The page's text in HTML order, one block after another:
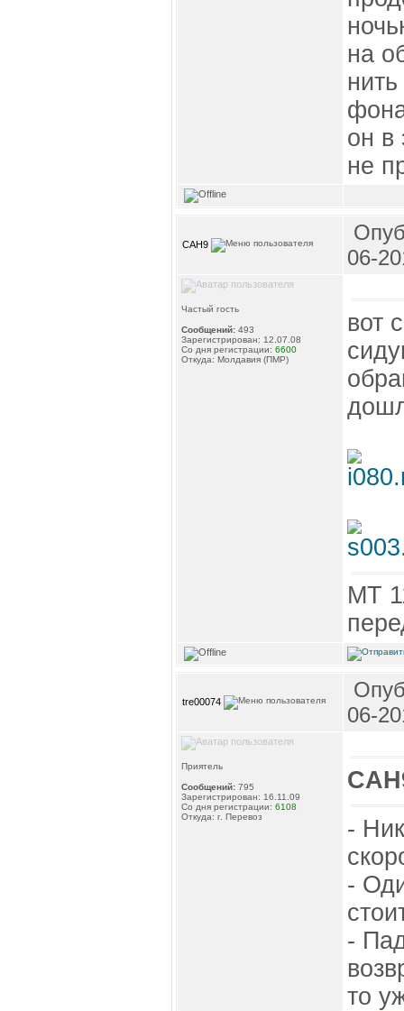
на
он в
не
CAH9
06-
Частый гость
Сообщений: 493
Зарегистрирован: 12.07.08
Со дня регистрации: 6600
Откуда: Молдавия (ПМР)
вот
МТ
tre00074
06-
Приятель
Сообщений: 795
Зарегистрирован: 16.11.09
Со дня регистрации: 6108
Откуда: г. Перевоз
-
-
-
то